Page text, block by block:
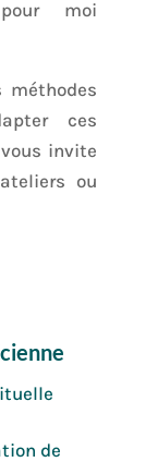
moi
méthodes
ces
invite
ou
de